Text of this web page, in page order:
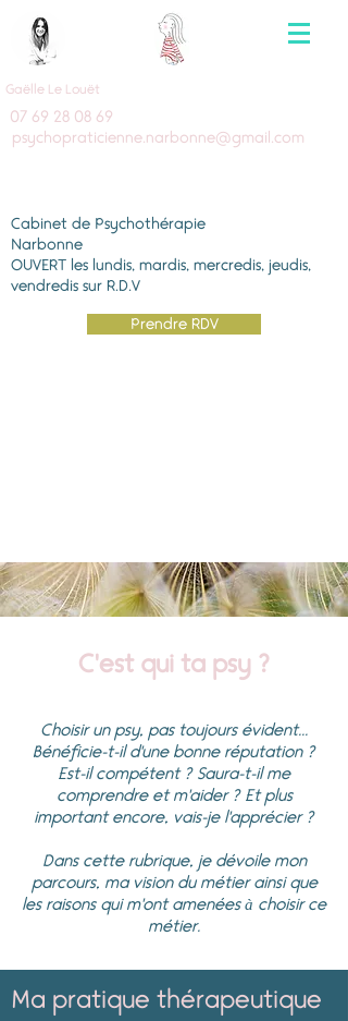
Gaëlle Le Louët
07 69 28 08 69
psychopraticienne.narbonne@gmail.com
Cabinet de Psychothérapie
Narbonne
OUVERT les lundis, mardis, mercredis, jeudis,
vendredis sur R.D.V
Prendre RDV
C'est qui ta psy ?
Choisir un psy, pas toujours évident...
Bénéficie-t-il d'une bonne réputation ?
Est-il compétent ? Saura-t-il me
comprendre et m'aider ? Et plus
important encore, vais-je l'apprécier ?
Dans cette rubrique, je dévoile mon
parcours, ma vision du métier ainsi que
les raisons qui m'ont amenées à choisir ce
métier.
Ma pratique thérapeutique